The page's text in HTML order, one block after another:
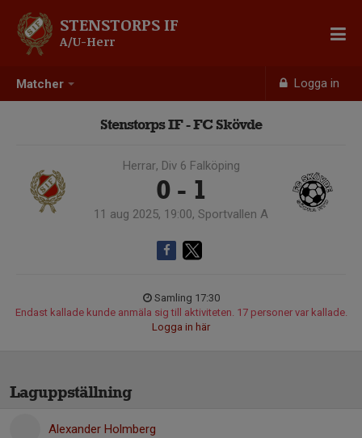
Matcher Logga in
STENSTORPS IF
A/U-Herr
Stenstorps IF - FC Skövde
Herrar, Div 6 Falköping
0 - 1
11 aug 2025, 19:00, Sportvallen A
Samling 17:30
Endast kallade kunde anmäla sig till aktiviteten. 17 personer var kallade.
Logga in här
Laguppställning
Alexander Holmberg